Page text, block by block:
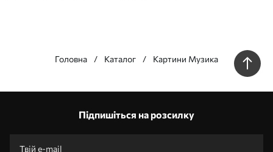
Головна Каталог Картини Музика
Виготовлення за індивідуальними розмірами
Промокоди зі знижками до замовлення!
Підпишіться на розсилку